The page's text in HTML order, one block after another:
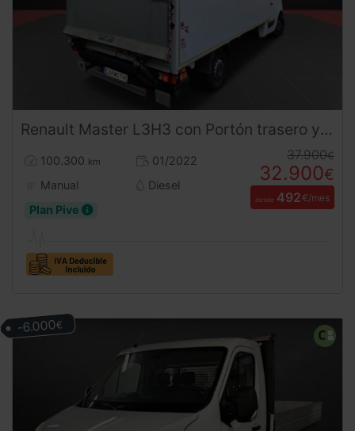
Renault Master L3H3 con Portón trasero y Trampilla (2022) | Desde 500€/mes
100.300 km
01/2022
Manual
Diesel
Plan Pive
37.900€
32.900€
desde 492€/mes
-6.000€